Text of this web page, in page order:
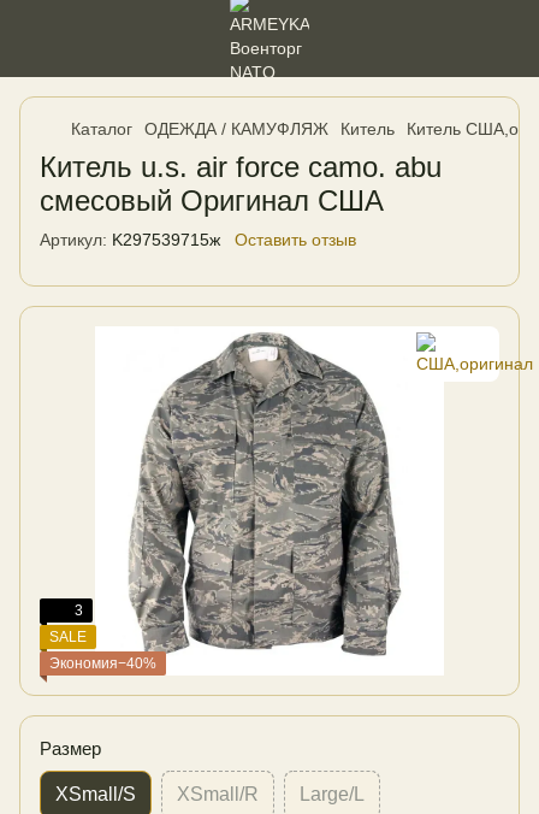
Каталог ОДЕЖДА / КАМУФЛЯЖ Китель Китель
Китель u.s. air force camo. abu
смесовый Оригинал США
Артикул: K297539715ж Оставить отзыв
3
SALE
Экономия−40%
Размер
XSmall/S XSmall/R Large/L